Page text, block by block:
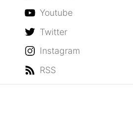
Youtube
Twitter
Instagram
RSS